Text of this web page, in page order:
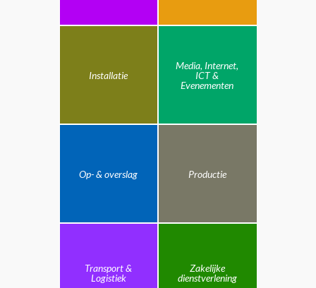
Installatie
Media, Internet,
ICT &
Evenementen
Op- & overslag Productie
Transport &
Logistiek
Zakelijke
dienstverlening